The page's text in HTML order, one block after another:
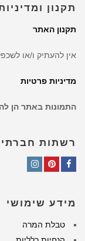
תקנון
תקנון האתר
אין להעתיק ו/או
מדיניות פרטיות
התמונות באתר הן
רשתות
מידע שימושי
טבלת המרה